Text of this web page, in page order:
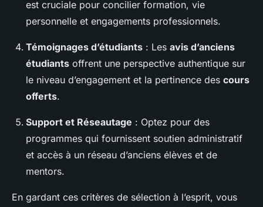
est cruciale pour concilier formation, vie
personnelle et engagements professionnels.
Témoignages d’étudiants : Les avis d’anciens
étudiants offrent une perspective authentique sur
le niveau d’engagement et la pertinence des cours
offerts.
Support et Réseautage : Optez pour des
programmes qui fournissent soutien administratif
et accès à un réseau d’anciens élèves et de
mentors.
En gardant ces critères de sélection à l’esprit, vous